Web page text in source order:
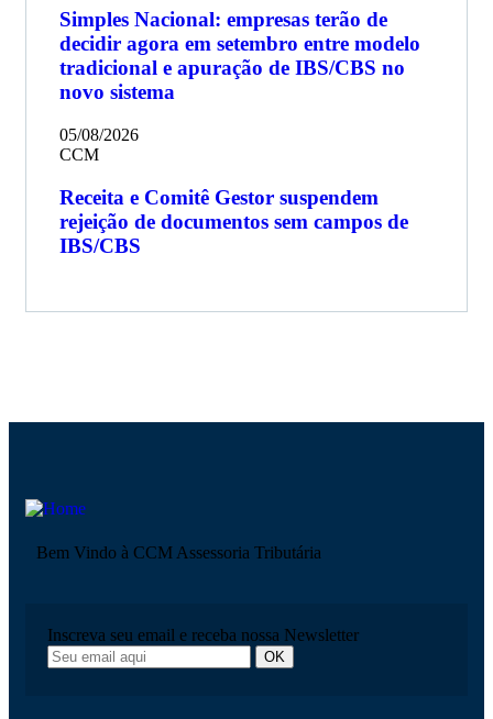
Simples Nacional: empresas terão de
decidir agora em setembro entre modelo
tradicional e apuração de IBS/CBS no
novo sistema
05/08/2026
CCM
Receita e Comitê Gestor suspendem
rejeição de documentos sem campos de
IBS/CBS
Bem Vindo à CCM Assessoria Tributária
Inscreva seu email e receba nossa Newsletter